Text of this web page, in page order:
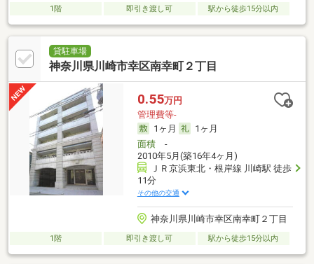
1階 即引き渡し可 駅から徒歩15分以内
貸駐車場
神奈川県川崎市幸区南幸町２丁目
0.55万円
管理費等-
1ヶ月
1ヶ月
面積-
2010年5月(築16年4ヶ月)
ＪＲ京浜東北・根岸線 川崎駅 徒歩
11分
その他の交通
神奈川県川崎市幸区南幸町２丁目
1階 即引き渡し可 駅から徒歩15分以内